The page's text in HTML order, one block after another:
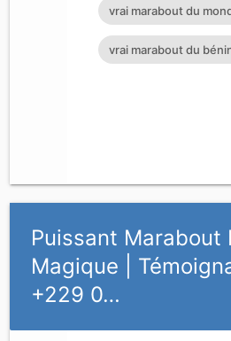
vrai marabout du
vrai marabout du
Puissant Marabout
Magique |
+229 0…